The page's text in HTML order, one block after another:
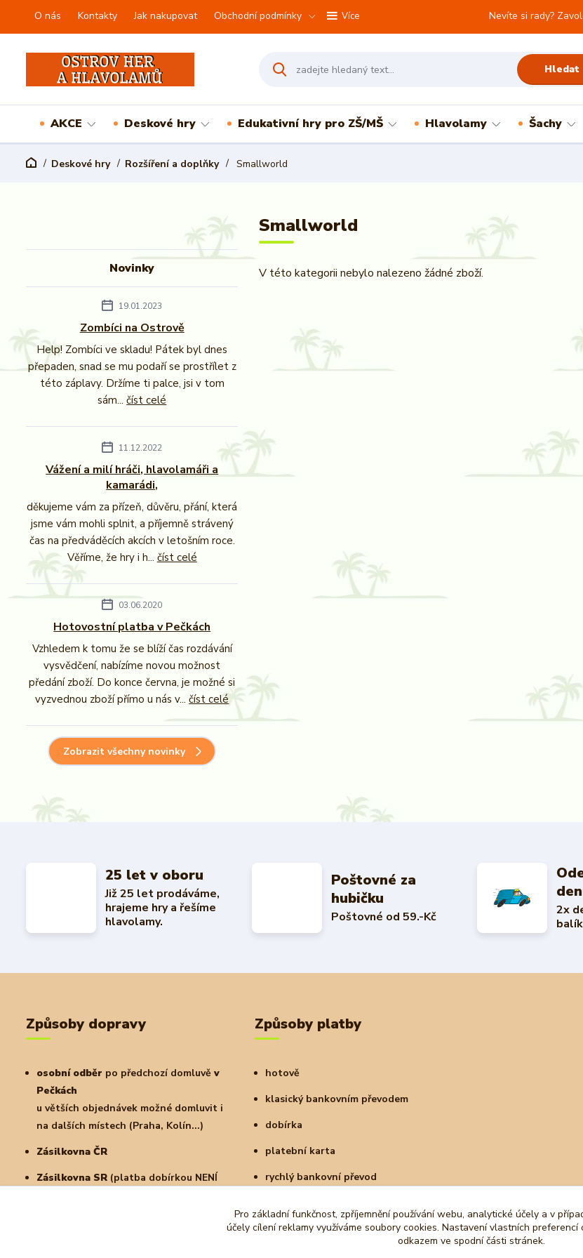
O nás Kontakty Jak nakupovat Obchodní podmínky Více
Hledat
Nevíte si rady?
AKCE Deskové hry Edukativní hry pro ZŠ/MŠ Hlavolamy Šachy
Deskové hry Rozšíření a doplňky Smallworld
Smallworld
V této kategorii nebylo nalezeno žádné zboží.
Novinky
19.01.2023
Zombíci na Ostrově
Help! Zombíci ve skladu! Pátek byl dnes
přepaden, snad se mu podaří se prostřílet z
této záplavy. Držíme ti palce, jsi v tom
sám...číst celé
11.12.2022
Vážení a milí hráči, hlavolamáři a
kamarádi,
děkujeme vám za přízeň, důvěru, přání, která
jsme vám mohli splnit, a příjemně strávený
čas na předváděcích akcích v letošním roce.
Věříme, že hry i h... číst celé
03.06.2020
Hotovostní platba v Pečkách
Vzhledem k tomu že se blíží čas rozdávání
vysvědčení, nabízíme novou možnost
předání zboží. Do konce června, je možné si
vyzvednou zboží přímo u nás v...číst celé
Zobrazit všechny novinky
25 let v oboru
Již 25 let prodáváme,
hrajeme hry a řešíme
hlavolamy.
Poštovné za
hubičku
Poštovné od 59.-Kč
2x
Způsoby dopravy
osobní odběr po předchozí domluvě v
Pečkách
u větších objednávek možné domluvit i
na dalších místech (Praha, Kolín...)
Zásilkovna ČR
Zásilkovna SR (platba dobírkou NENÍ
Způsoby platby
hotově
klasický bankovním převodem
dobírka
platební karta
rychlý bankovní převod
Pro základní funkčnost, zpříjemnění používání webu, analytické účely a v
účely cílení reklamy využíváme soubory cookies. Nastavení vlastních
odkazem ve spodní části stránek.